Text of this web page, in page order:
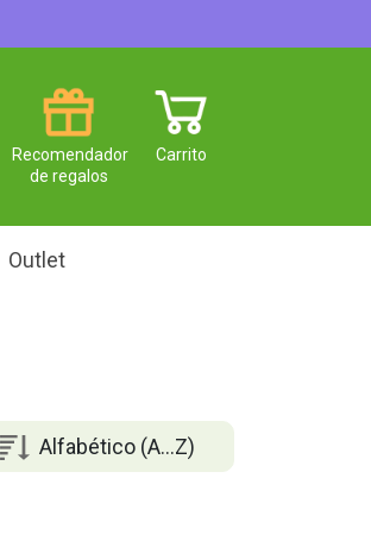
Carrito
Recomendador
de regalos
Outlet
Alfabético (A...Z)